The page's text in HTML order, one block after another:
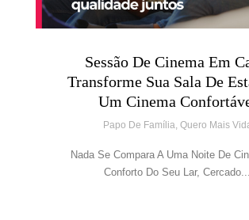
Sessão De Cinema Em
Transforme Sua Sala De
Um Cinema
Papo De Família, Quero Mais
Nada Se Compara A Uma Noite De
Conforto Do Seu Lar, Cercado...